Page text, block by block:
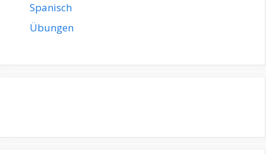
Spanisch
Übungen